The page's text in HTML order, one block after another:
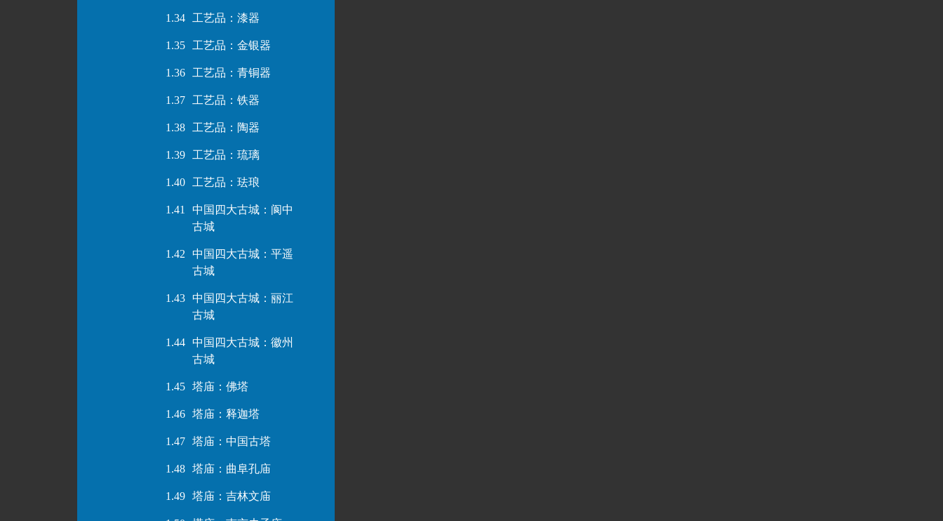
1.34 工艺品：漆器
1.35 工艺品：金银器
1.36 工艺品：青铜器
1.37 工艺品：铁器
1.38 工艺品：陶器
1.39 工艺品：琉璃
1.40 工艺品：珐琅
1.41
中国四大古城：阆中
古城
1.42
中国四大古城：平遥
古城
1.43
中国四大古城：丽江
古城
1.44
中国四大古城：徽州
古城
1.45 塔庙：佛塔
1.46 塔庙：释迦塔
1.47 塔庙：中国古塔
1.48 塔庙：曲阜孔庙
1.49 塔庙：吉林文庙